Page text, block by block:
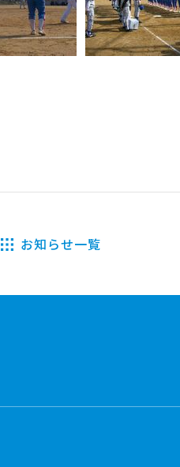
お知らせ一覧